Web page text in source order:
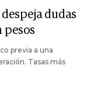
dudas
pesos
previa a una
Tasas más